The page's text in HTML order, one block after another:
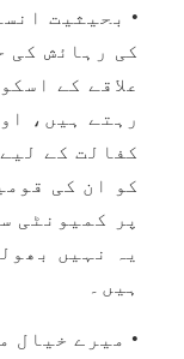
• بحیثیت
کی رہائش کی
علاقے کے
رہتے ہیں،
کفالت کے
کو ان کی
پر کمیونٹی
یہ نہیں
ہیں۔
• میرے خیال